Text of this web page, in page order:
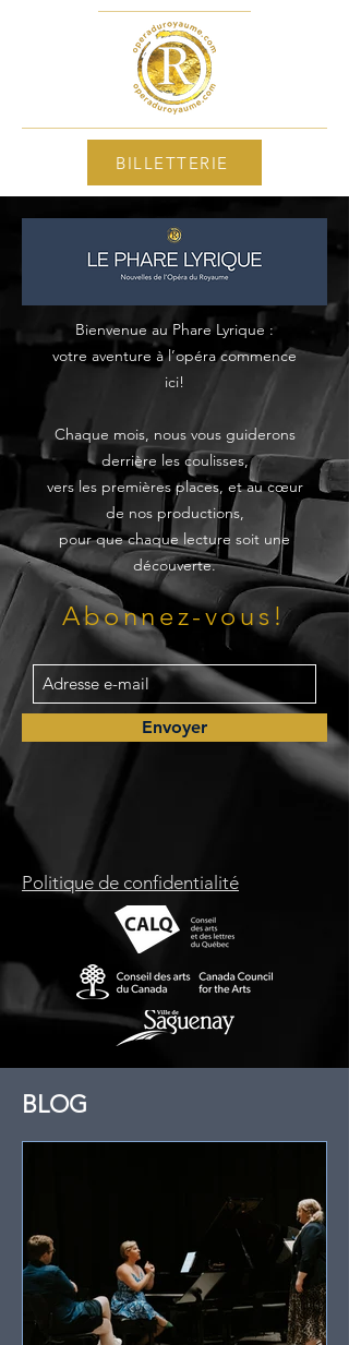
BILLETTERIE
Bienvenue au Phare Lyrique :
votre aventure à l’opéra commence
ici!
Chaque mois, nous vous guiderons
derrière les coulisses,
vers les premières places, et au cœur
de nos productions,
pour que chaque lecture soit une
découverte.
Abonnez-vous!
Envoyer
Politique de confidentialité
BLOG